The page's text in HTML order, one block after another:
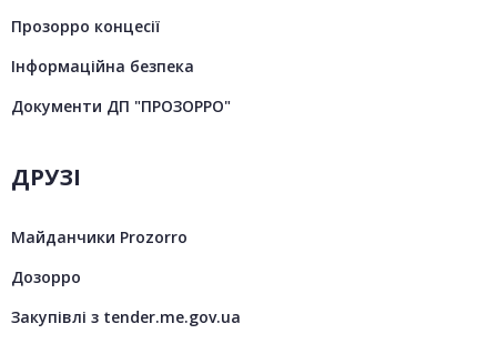
Прозорро концесії
Інформаційна безпека
Документи ДП "ПРОЗОРРО"
ДРУЗІ
Майданчики Prozorro
Дозорро
Закупівлі з tender.me.gov.ua